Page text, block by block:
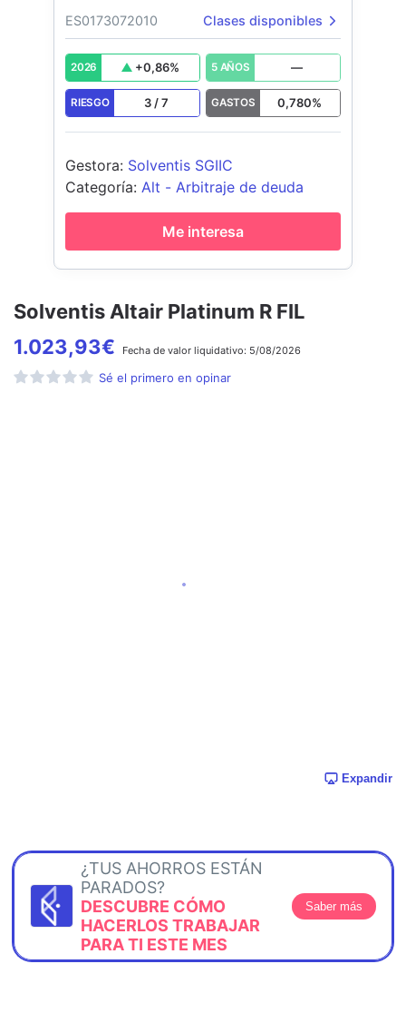
Solventis Altair Platinum R FIL
1.023,93€ Fecha de valor liquidativo: 5/08/2026
Sé el primero en opinar
Expandir
¿TUS AHORROS ESTÁN
PARADOS?
DESCUBRE CÓMO
HACERLOS TRABAJAR
PARA TI ESTE MES
Saber más
ES0173072010 Clases disponibles
2026 +0,86% 5 AÑOS —
RIESGO 3 /7 GASTOS 0,780%
Gestora: Solventis SGIIC
Categoría: Alt - Arbitraje de deuda
Me interesa